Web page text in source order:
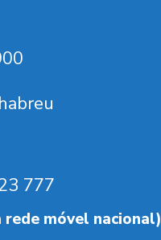
777
rede móvel nacional)